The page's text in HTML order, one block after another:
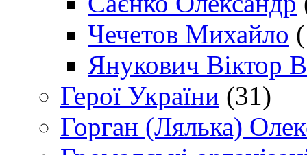
Чечетов Михайло
Янукович Віктор
Герої України (31)
Горган (Лялька)